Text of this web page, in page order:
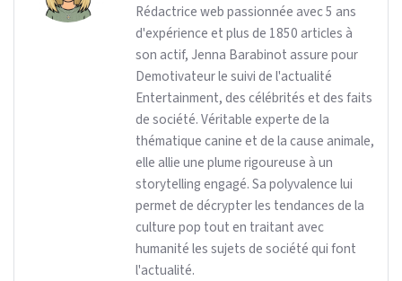
Rédactrice web passionnée avec 5 ans
d'expérience et plus de 1850 articles à
son actif, Jenna Barabinot assure pour
Demotivateur le suivi de l'actualité
Entertainment, des célébrités et des faits
de société. Véritable experte de la
thématique canine et de la cause animale,
elle allie une plume rigoureuse à un
storytelling engagé. Sa polyvalence lui
permet de décrypter les tendances de la
culture pop tout en traitant avec
humanité les sujets de société qui font
l'actualité.